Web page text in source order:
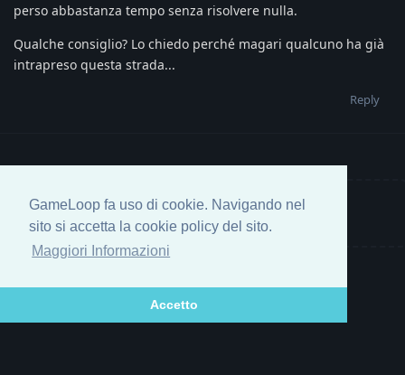
GameLoop fa uso di cookie. Navigando nel
sito si accetta la cookie policy del sito.
Maggiori Informazioni
Accetto
perso abbastanza tempo senza risolvere nulla.
Qualche consiglio? Lo chiedo perché magari qualcuno ha già
intrapreso questa strada...
Reply
Write a Reply...